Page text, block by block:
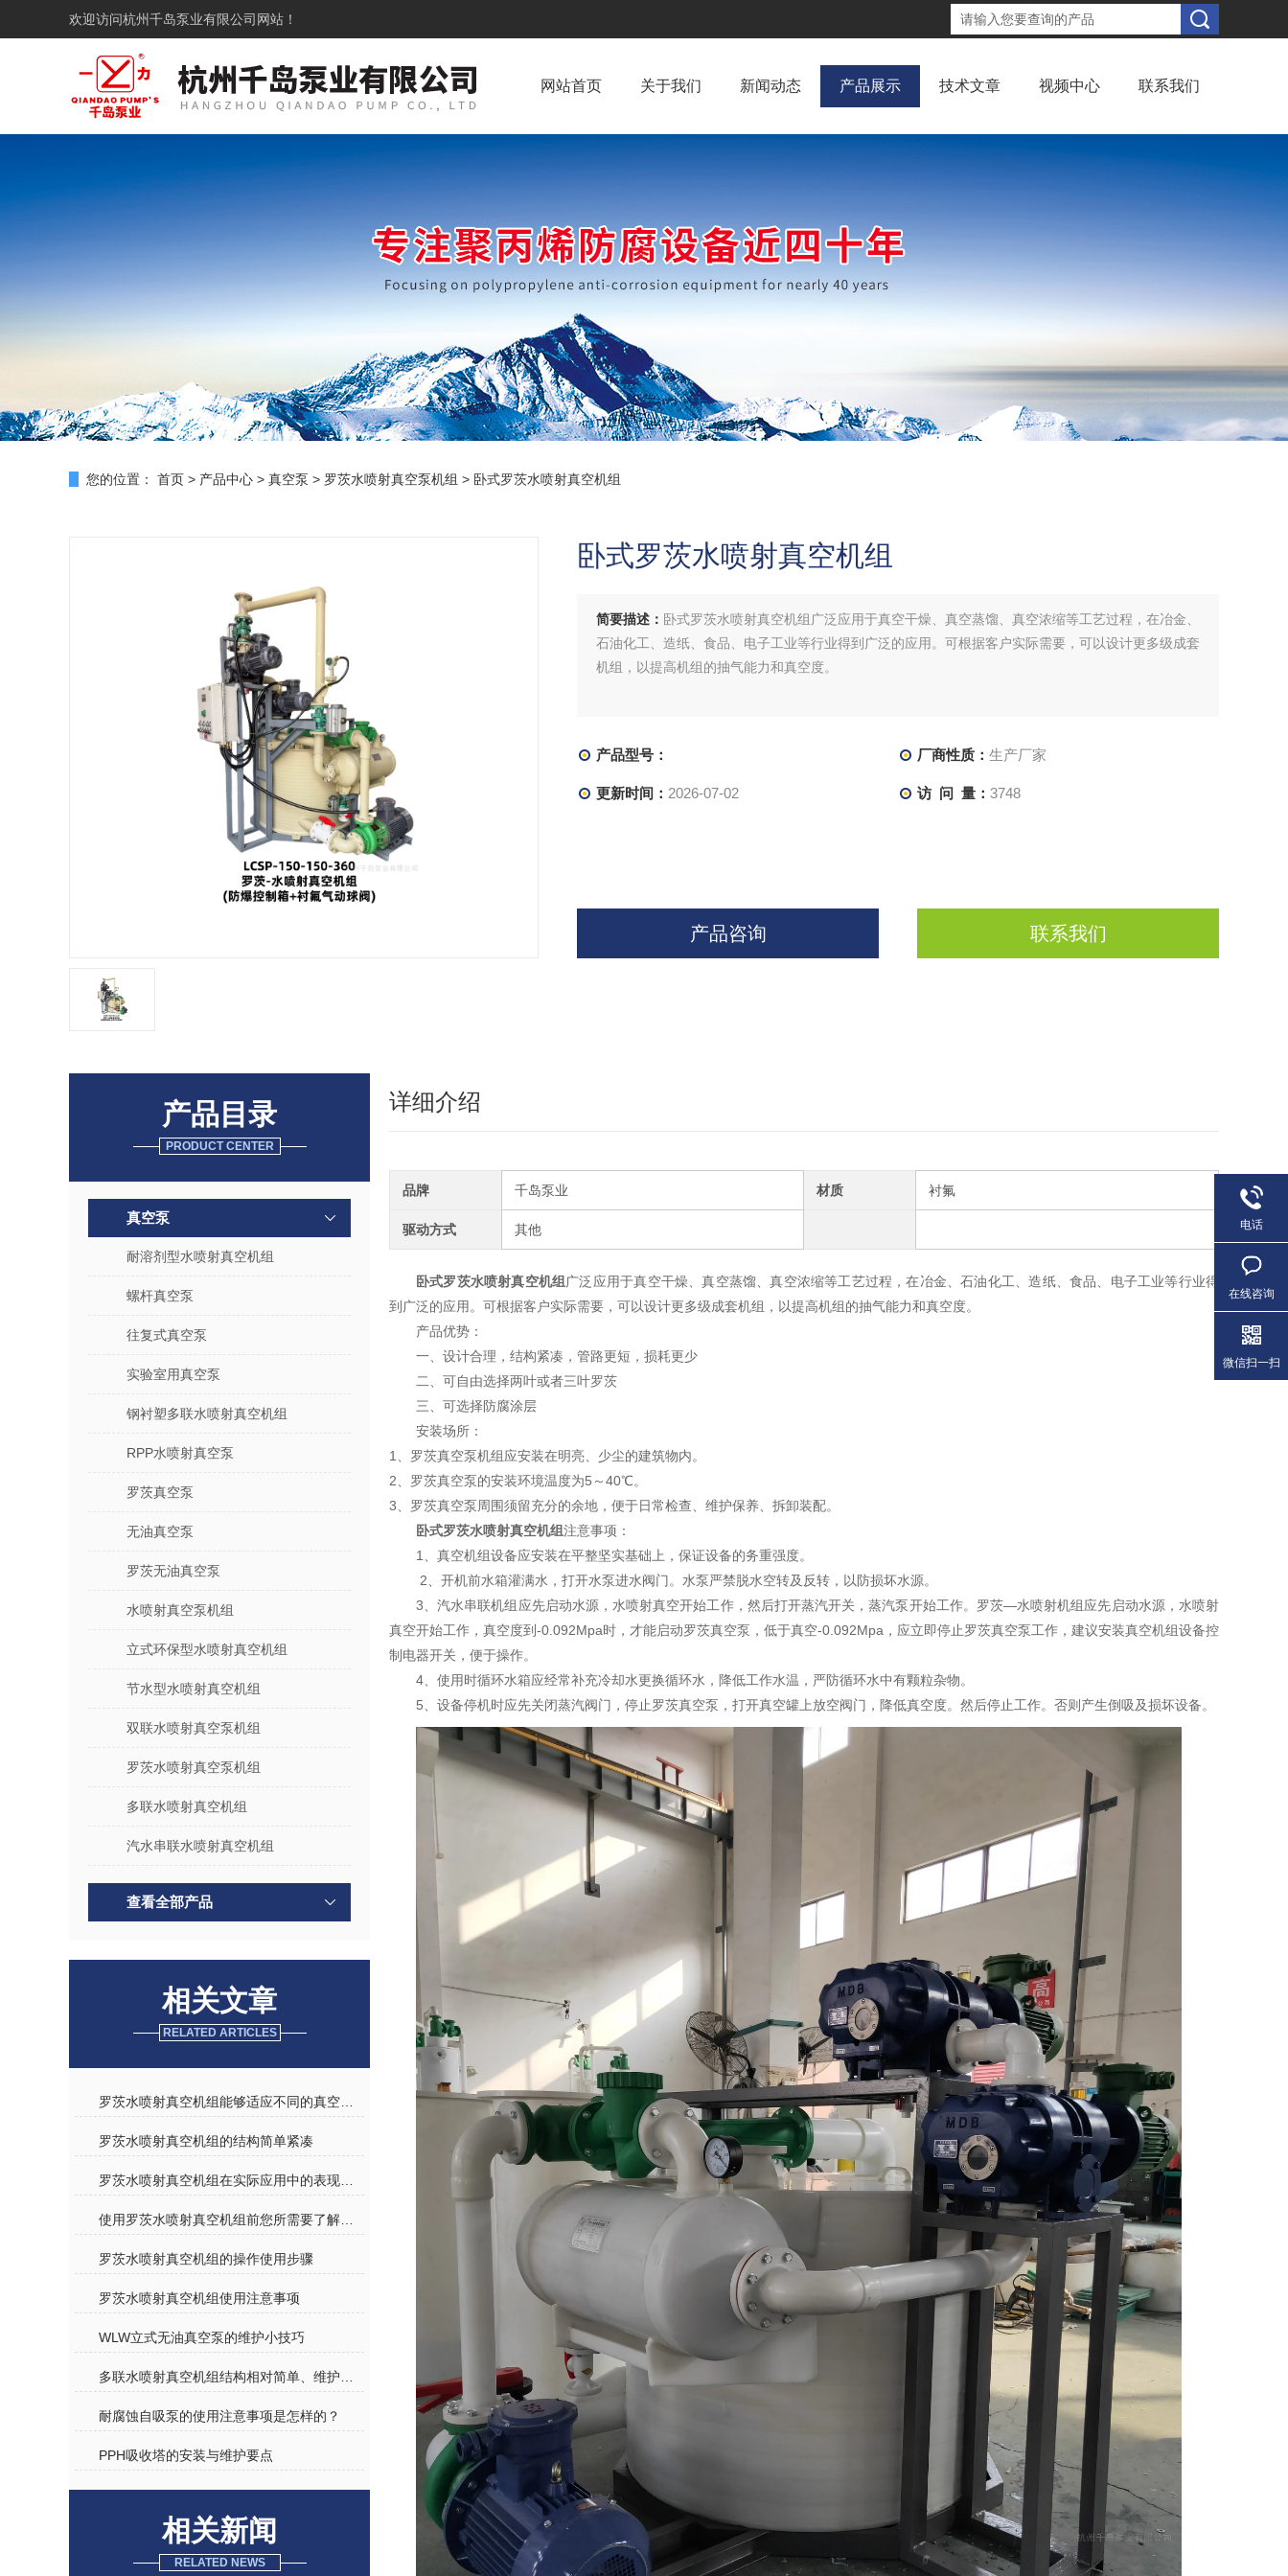
欢迎访问杭州千岛泵业有限公司网站！
网站首页 关于我们 新闻动态 产品展示 技术文章 视频中心 联系我们
您的位置： 首页 > 产品中心 > 真空泵 > 罗茨水喷射真空泵机组 > 卧式罗茨水喷射真空机组
卧式罗茨水喷射真空机组
简要描述： 卧式罗茨水喷射真空机组广泛应用于真空干燥、真空蒸馏、真空浓缩等工艺过程，在冶金、
石油化工、造纸、食品、电子工业等行业得到广泛的应用。可根据客户实际需要，可以设计更多级成套
机组，以提高机组的抽气能力和真空度。
产品型号： 厂商性质： 生产厂家
更新时间： 2026-07-02 访 问 量： 3748
产品咨询 联系我们
产品目录
PRODUCT CENTER
真空泵
耐溶剂型水喷射真空机组
螺杆真空泵
往复式真空泵
实验室用真空泵
钢衬塑多联水喷射真空机组
RPP水喷射真空泵
罗茨真空泵
无油真空泵
罗茨无油真空泵
水喷射真空泵机组
立式环保型水喷射真空机组
节水型水喷射真空机组
双联水喷射真空泵机组
罗茨水喷射真空泵机组
多联水喷射真空机组
汽水串联水喷射真空机组
查看全部产品
相关文章
RELATED ARTICLES
罗茨水喷射真空机组的结构简单紧凑
罗茨水喷射真空机组的操作使用步骤
罗茨水喷射真空机组使用注意事项
WLW立式无油真空泵的维护小技巧
耐腐蚀自吸泵的使用注意事项是怎样的？
PPH吸收塔的安装与维护要点
相关新闻
RELATED NEWS
详细介绍
品牌 千岛泵业 材质 衬氟
驱动方式 其他
卧式罗茨水喷射真空机组 广泛应用于真空干燥、真空蒸馏、真空浓缩等工艺过程，在冶金、石油化工、造纸、食品、电子工业等行业得
到广泛的应用。可根据客户实际需要，可以设计更多级成套机组，以提高机组的抽气能力和真空度。
产品优势：
一、设计合理，结构紧凑，管路更短，损耗更少
二、可自由选择两叶或者三叶罗茨
三、可选择防腐涂层
安装场所：
1、罗茨真空泵机组应安装在明亮、少尘的建筑物内。
2、罗茨真空泵的安装环境温度为5～40℃。
3、罗茨真空泵周围须留充分的余地，便于日常检查、维护保养、拆卸装配。
卧式罗茨水喷射真空机组注意事项：
1、真空机组设备应安装在平整坚实基础上，保证设备的务重强度。
2、开机前水箱灌满水，打开水泵进水阀门。水泵严禁脱水空转及反转，以防损坏水源。
3、汽水串联机组应先启动水源，水喷射真空开始工作，然后打开蒸汽开关，蒸汽泵开始工作。罗茨—水喷射机组应先启动水源，水喷射
真空开始工作，真空度到-0.092Mpa时，才能启动罗茨真空泵，低于真空-0.092Mpa，应立即停止罗茨真空泵工作，建议安装真空机组设备控
制电器开关，便于操作。
4、使用时循环水箱应经常补充冷却水更换循环水，降低工作水温，严防循环水中有颗粒杂物。
5、设备停机时应先关闭蒸汽阀门，停止罗茨真空泵，打开真空罐上放空阀门，降低真空度。然后停止工作。否则产生倒吸及损坏设备。
电话
在线咨询
微信扫一扫